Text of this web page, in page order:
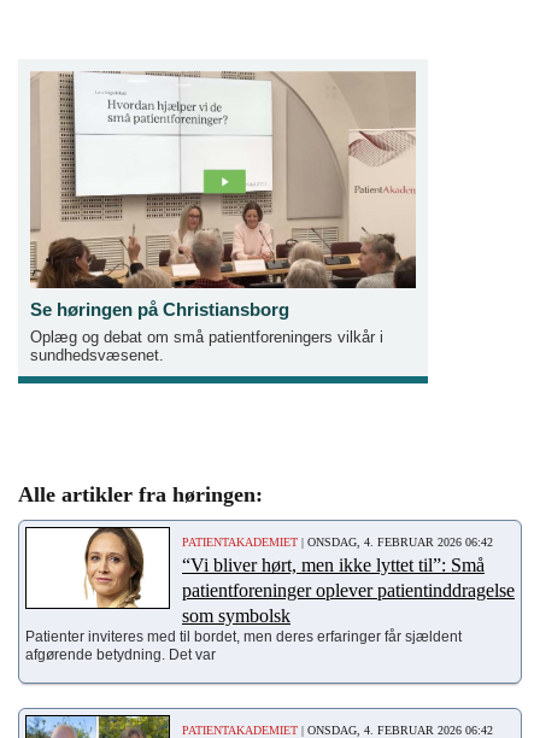
Se høringen på Christiansborg
Oplæg og debat om små patientforeningers vilkår i
sundhedsvæsenet.
Alle artikler fra høringen:
PATIENTAKADEMIET | ONSDAG, 4. FEBRUAR 2026 06:42
“Vi bliver hørt, men ikke lyttet til”: Små
patientforeninger oplever patientinddragelse
som symbolsk
Patienter inviteres med til bordet, men deres erfaringer får sjældent
afgørende betydning. Det var
PATIENTAKADEMIET | ONSDAG, 4. FEBRUAR 2026 06:42